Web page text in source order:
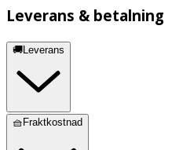
Leverans & betalning
🚚Leverans
🧺Fraktkostnad